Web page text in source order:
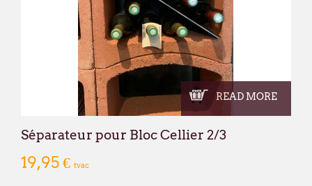
READ MORE
Séparateur pour Bloc Cellier 2/3
19,95 € tvac